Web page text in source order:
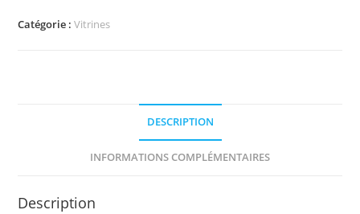
Catégorie :Vitrines
DESCRIPTION
INFORMATIONS COMPLÉMENTAIRES
Description